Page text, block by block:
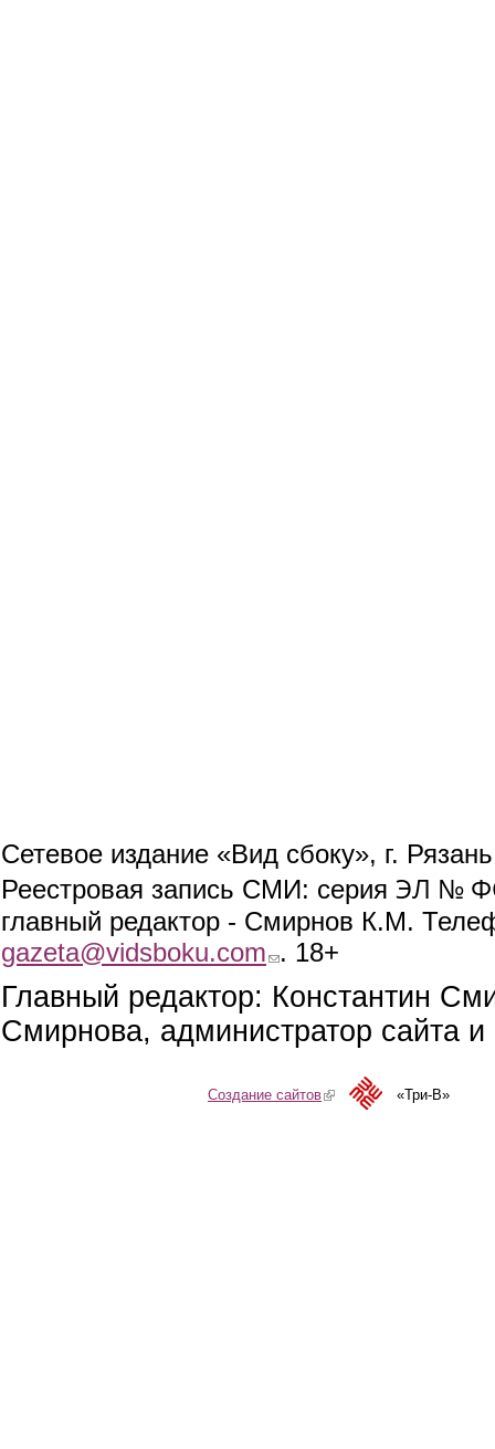
Сетевое издание «Вид сбоку», г.
Реестровая запись СМИ: серия ЭЛ №
главный редактор - Смирнов К.М.
gazeta@vidsboku.com (link sends e-mail)
. 18+
Главный редактор: Константин
Смирнова, администратор сайта
Создание сайтов(link is external)«Три-В»